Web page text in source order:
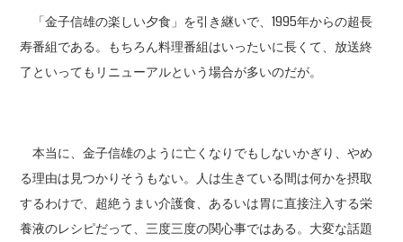
「金子信雄の楽しい夕食」を引き継いで、1995年からの超長
寿番組である。もちろん料理番組はいったいに長くて、放送終
了といってもリニューアルという場合が多いのだが。
本当に、金子信雄のように亡くなりでもしないかぎり、やめ
る理由は見つかりそうもない。人は生きている間は何かを摂取
するわけで、超絶うまい介護食、あるいは胃に直接注入する栄
養液のレシピだって、三度三度の関心事ではある。大変な話題